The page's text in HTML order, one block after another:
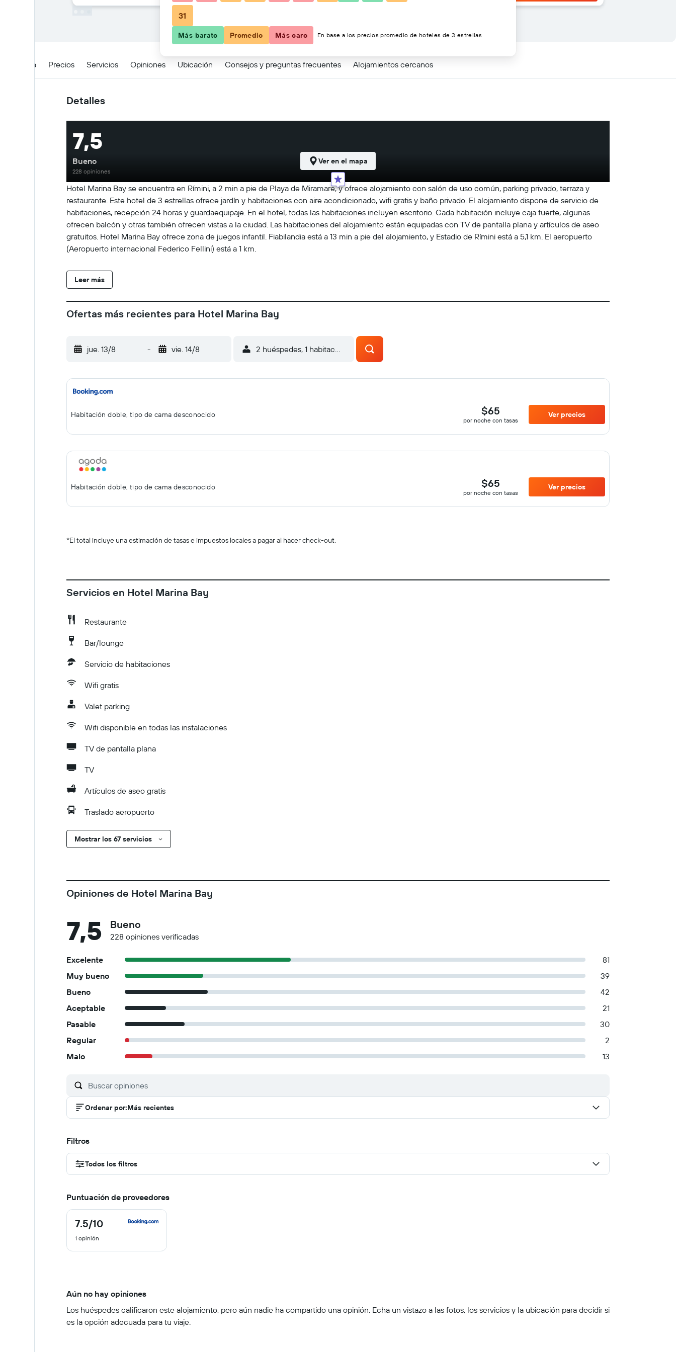
Detalles Precios Servicios Opiniones Ubicación Consejos y preguntas frecuentes Alojamientos cercanos
Detalles
Hotel Marina Bay se encuentra en Rímini, a 2 min a pie de Playa de Miramare, y ofrece alojamiento con salón de uso común, parking privado, terraza y
restaurante. Este hotel de 3 estrellas ofrece jardín y habitaciones con aire acondicionado, wifi gratis y baño privado. El alojamiento dispone de servicio de
habitaciones, recepción 24 horas y guardaequipaje. En el hotel, todas las habitaciones incluyen escritorio. Cada habitación incluye caja fuerte, algunas
ofrecen balcón y otras también ofrecen vistas a la ciudad. Las habitaciones del alojamiento están equipadas con TV de pantalla plana y artículos de aseo
gratuitos. Hotel Marina Bay ofrece zona de juegos infantil. Fiabilandia está a 13 min a pie del alojamiento, y Estadio de Rímini está a 5,1 km. El aeropuerto
(Aeropuerto internacional Federico Fellini) está a 1 km.
Leer más
7,5
Bueno
228 opiniones
Ver en el mapa
Ofertas más recientes para Hotel Marina Bay
jue. 13/8 - vie. 14/8 2 huéspedes, 1 habitación
Habitación doble, tipo de cama desconocido $65
por noche con tasas
Ver precios
Habitación doble, tipo de cama desconocido $65
por noche con tasas
Ver precios
*El total incluye una estimación de tasas e impuestos locales a pagar al hacer check-out.
Servicios en Hotel Marina Bay
Restaurante
Bar/lounge
Servicio de habitaciones
Wifi gratis
Valet parking
Wifi disponible en todas las instalaciones
TV de pantalla plana
TV
Artículos de aseo gratis
Traslado aeropuerto
Mostrar los 67 servicios
Opiniones de Hotel Marina Bay
7,5 Bueno
228 opiniones verificadas
Excelente
81
Muy bueno
39
Bueno
42
Aceptable
21
Pasable
30
Regular
2
Malo
13
Ordenar por:Más recientes
Filtros
Todos los filtros
Puntuación de proveedores
7.5/10
7.5
10
1 opinión
Aún no hay opiniones
Los huéspedes calificaron este alojamiento, pero aún nadie ha compartido una opinión. Echa un vistazo a las fotos, los servicios y la ubicación para decidir si
es la opción adecuada para tu viaje.
31
Más barato Promedio Más caro En base a los precios promedio de hoteles de 3 estrellas